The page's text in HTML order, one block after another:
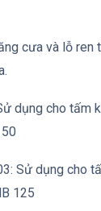
cưa và lỗ ren
dụng cho tấm
Sử dụng cho
125